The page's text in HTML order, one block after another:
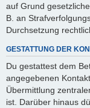
auf Grund
B. an
Durchsetzung
GESTATTUNG DER
Du gestattest dem
angegebenen
Übermittlung
ist. Darüber hinaus